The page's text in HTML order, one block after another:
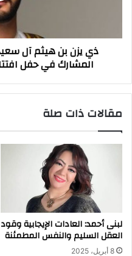
سلطنة
المشارك
المتحف
ذي يزن بن هيثم آل
المشارك في حفل
مقالات ذات صلة
لبنى أحمد: العادات الإيجابية وقود
العقل السليم والنفس المطمئنة
8 أبريل، 2025